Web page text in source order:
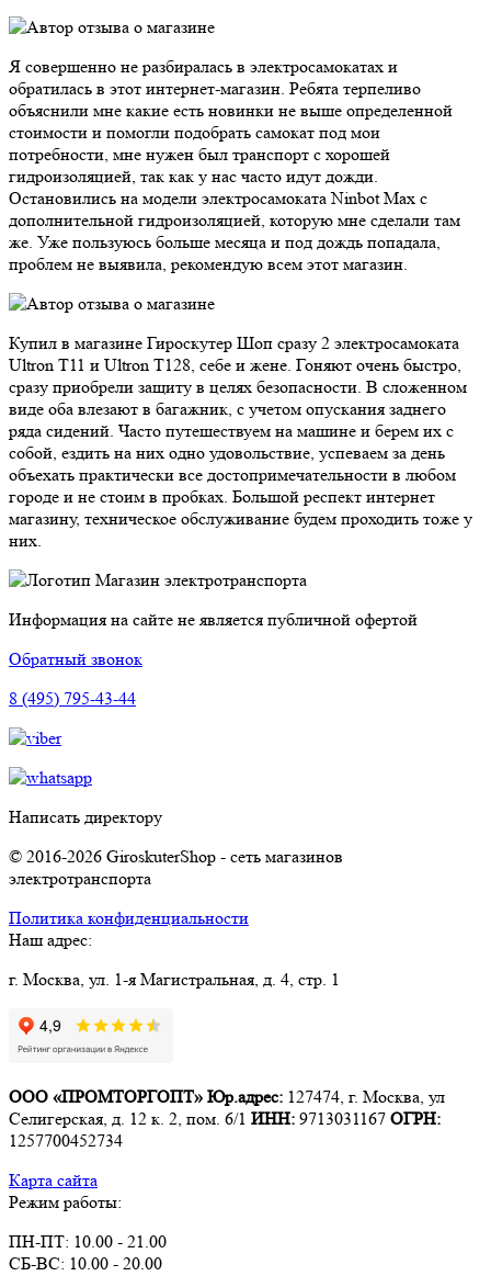
Я совершенно не разбиралась в электросамокатах и
обратилась в этот интернет-магазин. Ребята терпеливо
объяснили мне какие есть новинки не выше определенной
стоимости и помогли подобрать самокат под мои
потребности, мне нужен был транспорт с хорошей
гидроизоляцией, так как у нас часто идут дожди.
Остановились на модели электросамоката Ninbot Max с
дополнительной гидроизоляцией, которую мне сделали там
же. Уже пользуюсь больше месяца и под дождь попадала,
проблем не выявила, рекомендую всем этот магазин.
Купил в магазине Гироскутер Шоп сразу 2 электросамоката
Ultron T11 и Ultron T128, себе и жене. Гоняют очень быстро,
сразу приобрели защиту в целях безопасности. В сложенном
виде оба влезают в багажник, с учетом опускания заднего
ряда сидений. Часто путешествуем на машине и берем их с
собой, ездить на них одно удовольствие, успеваем за день
объехать практически все достопримечательности в любом
городе и не стоим в пробках. Большой респект интернет
магазину, техническое обслуживание будем проходить тоже у
них.
Магазин электротранспорта
Информация на сайте не является публичной офертой
Обратный звонок
8 (495) 795-43-44
Написать директору
© 2016-2026 GiroskuterShop - сеть магазинов
электротранспорта
Политика конфиденциальности
Наш адрес:
г. Москва, ул. 1-я Магистральная, д. 4, стр. 1
ООО «ПРОМТОРГОПТ» Юр.адрес: 127474, г. Москва, ул
Селигерская, д. 12 к. 2, пом. 6/1 ИНН: 9713031167 ОГРН:
1257700452734
Карта сайта
Режим работы:
ПН-ПТ: 10.00 - 21.00
СБ-ВС: 10.00 - 20.00